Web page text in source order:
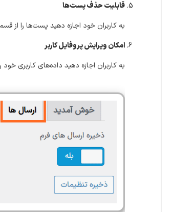
قابلیت حذف پست‌ها
به کاربران خود اجازه دهید پست‌ها را از
امکان ویرایش پروفایل کاربر
به کاربران اجازه دهید داده‌های کاربری